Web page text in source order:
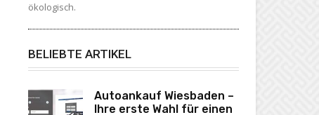
ökologisch.
BELIEBTE ARTIKEL
Autoankauf Wiesbaden –
Ihre erste Wahl für einen